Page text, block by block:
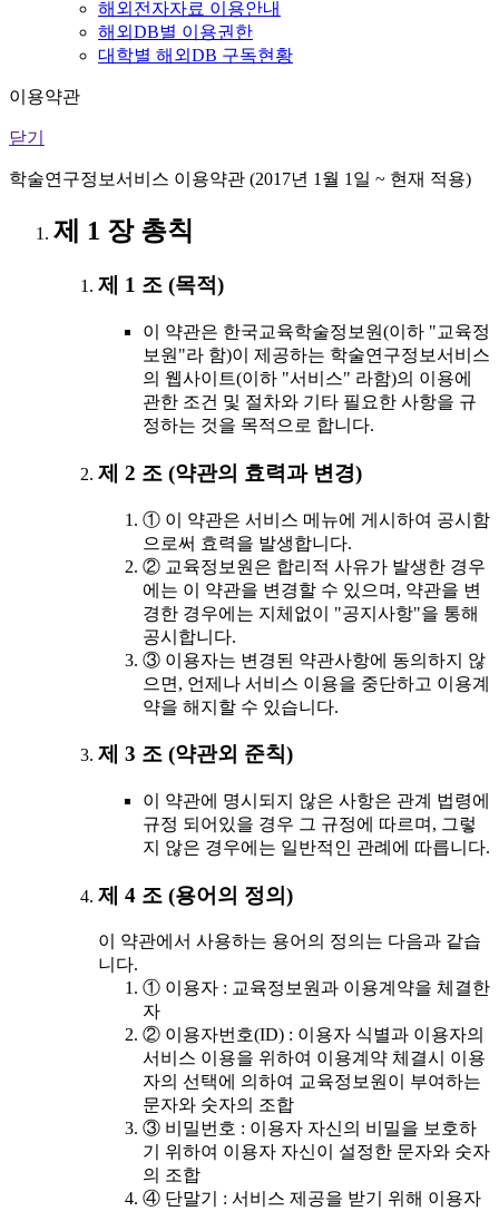
해외전자자료 이용안내
해외DB별 이용권한
대학별 해외DB 구독현황
이용약관
닫기
학술연구정보서비스 이용약관 (2017년 1월 1일 ~ 현재 적용)
제 1 장 총칙
제 1 조 (목적)
이 약관은 한국교육학술정보원(이하 "교육정
보원"라 함)이 제공하는 학술연구정보서비스
의 웹사이트(이하 "서비스" 라함)의 이용에
관한 조건 및 절차와 기타 필요한 사항을 규
정하는 것을 목적으로 합니다.
제 2 조 (약관의 효력과 변경)
① 이 약관은 서비스 메뉴에 게시하여 공시함
으로써 효력을 발생합니다.
② 교육정보원은 합리적 사유가 발생한 경우
에는 이 약관을 변경할 수 있으며, 약관을 변
경한 경우에는 지체없이 "공지사항"을 통해
공시합니다.
③ 이용자는 변경된 약관사항에 동의하지 않
으면, 언제나 서비스 이용을 중단하고 이용계
약을 해지할 수 있습니다.
제 3 조 (약관외 준칙)
이 약관에 명시되지 않은 사항은 관계 법령에
규정 되어있을 경우 그 규정에 따르며, 그렇
지 않은 경우에는 일반적인 관례에 따릅니다.
제 4 조 (용어의 정의)
이 약관에서 사용하는 용어의 정의는 다음과 같습
니다.
① 이용자 : 교육정보원과 이용계약을 체결한
자
② 이용자번호(ID) : 이용자 식별과 이용자의
서비스 이용을 위하여 이용계약 체결시 이용
자의 선택에 의하여 교육정보원이 부여하는
문자와 숫자의 조합
③ 비밀번호 : 이용자 자신의 비밀을 보호하
기 위하여 이용자 자신이 설정한 문자와 숫자
의 조합
④ 단말기 : 서비스 제공을 받기 위해 이용자